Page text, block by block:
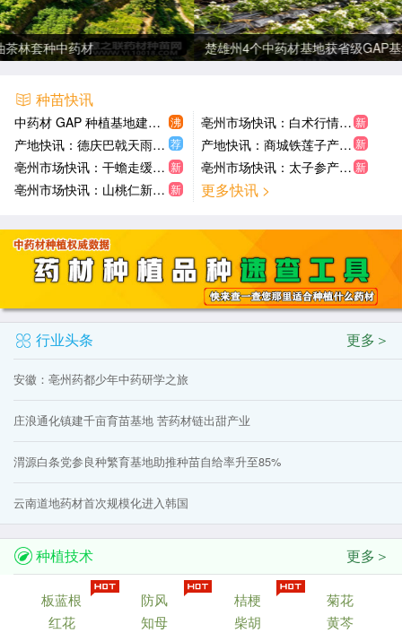
楚雄州4个中药材基地获省级GAP基地认证 茯苓白扁豆菲牛蛭上
种苗快讯
沸
新
荐
新
新
新
新
中药材 GAP 种植基地建设的重要性
亳州市场快讯：白术行情逐步下滑 槐米止升转稳 首乌藤显疲 谷芽小幅上扬
产地快讯：德庆巴戟天雨阻加工近乎空仓 凤州花椒产新鲜货8元 确山半枝莲三茬采收
产地快讯：商城铁莲子产新平稳 玉林五味子供求平衡 凌源益母草大量产新
亳州市场快讯：干蟾走缓价疲 九香虫需求不旺 黑蜘蛛低迷 刀豆壳交易清淡
亳州市场快讯：太子参产新上市行情转稳 瓜蒌坚挺 阿魏上浮 百合大量上市价跌
亳州市场快讯：山桃仁新陈叠加走动缓慢 草果稳中有落 冬虫夏草小幅下滑 西红花寻货增多
更多快讯 >
行业头条 更多＞
安徽：亳州药都少年中药研学之旅
庄浪通化镇建千亩育苗基地 苦药材链出甜产业
渭源白条党参良种繁育基地助推种苗自给率升至85%
云南道地药材首次规模化进入韩国
种植技术 更多＞
板蓝根 防风 桔梗
菊花
红花
知母 柴胡
黄芩